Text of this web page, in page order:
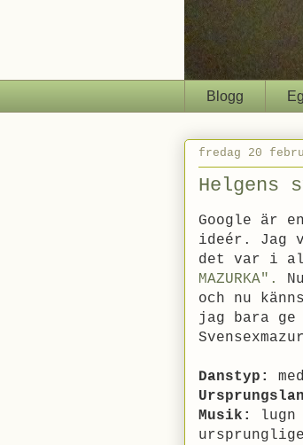
Blogg
fredag 20
Helgens
Google är
ideér. Jag
det var i
MAZURKA".
och nu
jag bara ge
Danstyp:
Musik:
lugn